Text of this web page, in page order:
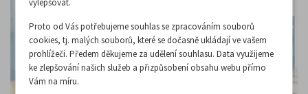
vylepšovat.
Proto od Vás potřebujeme souhlas se zpracováním souborů
cookies, tj. malých souborů, které se dočasně ukládají ve vašem
prohlížeči. Předem děkujeme za udělení souhlasu. Data využijeme
ke zlepšování našich služeb a přizpůsobení obsahu webu přímo
Vám na míru.